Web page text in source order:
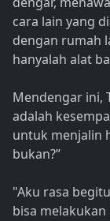
cara lain yang
dengan rumah
hanyalah alat
Mendengar ini,
adalah
untuk menjalin
bukan?”
"Aku rasa
bisa melakukan